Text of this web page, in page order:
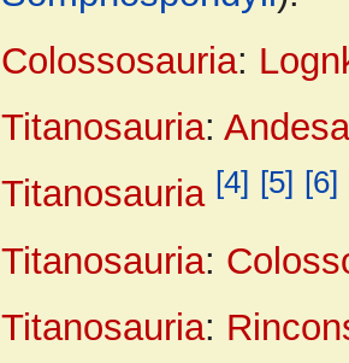
Colossosauria:
Titanosauria:
Titanosauria [4] [5] [6]
Titanosauria:
Titanosauria: